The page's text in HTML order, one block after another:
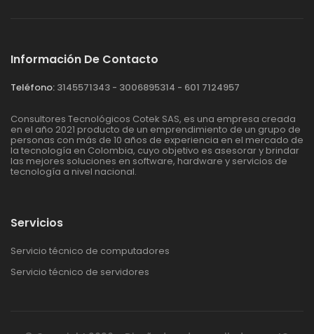
Información De Contacto
Teléfono: 3145571343 - 3006895314 - 601 7124957
Consultores Tecnológicos Cotek SAS, es una empresa creada
en el año 2021 producto de un emprendimiento de un grupo de
personas con más de 10 años de experiencia en el mercado de
la tecnología en Colombia, cuyo objetivo es asesorar y brindar
las mejores soluciones en software, hardware y servicios de
tecnología a nivel nacional.
Servicios
Servicio técnico de computadores
Servicio técnico de servidores